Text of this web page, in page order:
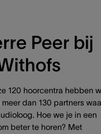
Peer bij
120 hoorcentra hebben
dan 130 partners
Hoe we je in een
beter te horen? Met